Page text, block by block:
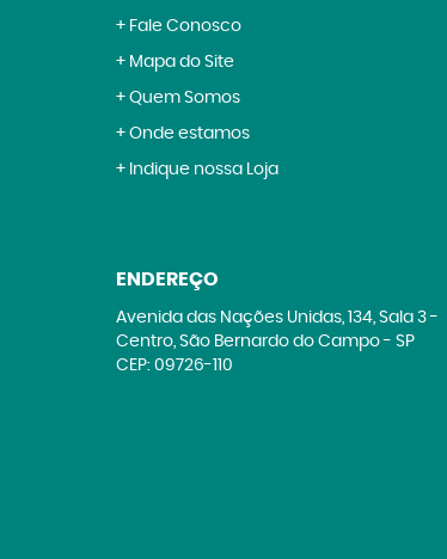
Fale Conosco
Mapa do Site
Quem Somos
Onde estamos
Indique nossa Loja
ENDEREÇO
Avenida das Nações Unidas, 134, Sala 3-
Centro, São Bernardo do Campo- SP
CEP: 09726-110